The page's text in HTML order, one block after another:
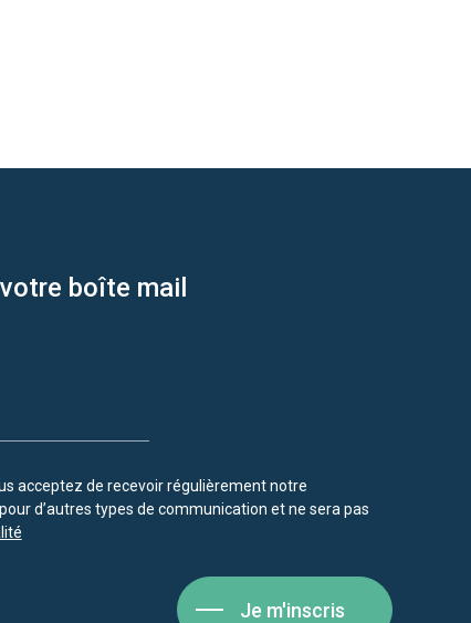
boîte mail
acceptez de recevoir régulièrement notre
d’autres types de communication et ne sera pas
Je m'inscris